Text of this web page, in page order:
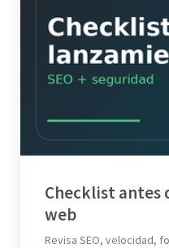
Checklist antes
web
Revisa SEO, velocidad,